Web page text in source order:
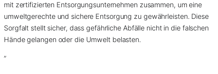
mit zertifizierten Entsorgungsunternehmen zusammen, um eine
umweltgerechte und sichere Entsorgung zu gewährleisten. Diese
Sorgfalt stellt sicher, dass gefährliche Abfälle nicht in die falschen
Hände gelangen oder die Umwelt belasten.
”